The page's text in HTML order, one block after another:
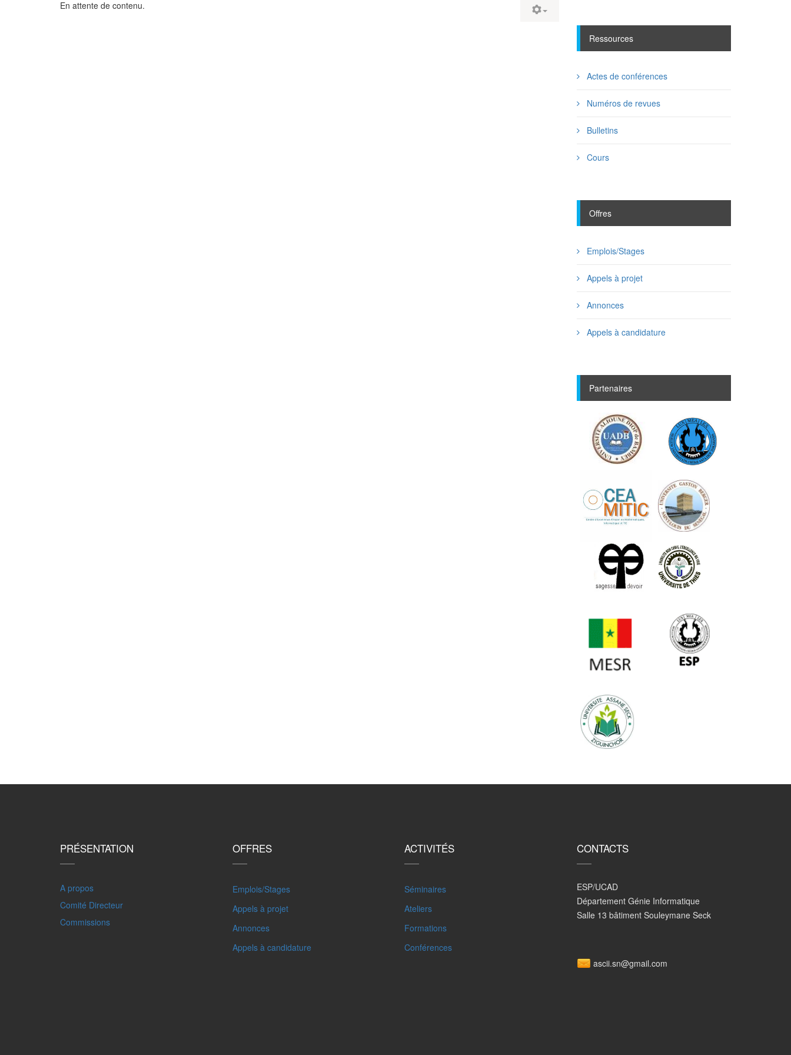
En attente de contenu.
Ressources
Actes de conférences
Numéros de revues
Bulletins
Cours
Offres
Emplois/Stages
Appels à projet
Annonces
Appels à candidature
Partenaires
PRÉSENTATION
A propos
Comité Directeur
Commissions
OFFRES
Emplois/Stages
Appels à projet
Annonces
Appels à candidature
ACTIVITÉS
Séminaires
Ateliers
Formations
Conférences
CONTACTS
ESP/UCAD
Département Génie Informatique
Salle 13 bâtiment Souleymane Seck
ascii.sn@gmail.com